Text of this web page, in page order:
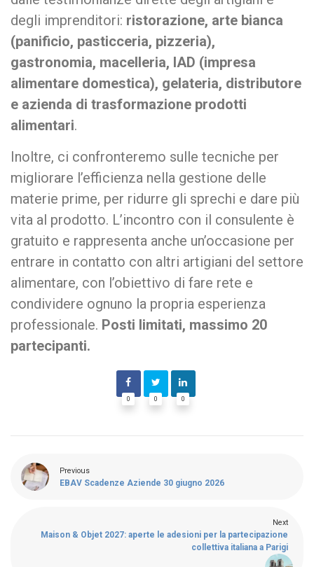
degli imprenditori: ristorazione, arte bianca
(panificio, pasticceria, pizzeria),
gastronomia, macelleria, IAD (impresa
alimentare domestica), gelateria, distributore
e azienda di trasformazione prodotti
alimentari.
Inoltre, ci confronteremo sulle tecniche per
migliorare l’efficienza nella gestione delle
materie prime, per ridurre gli sprechi e dare più
vita al prodotto. L’incontro con il consulente è
gratuito e rappresenta anche un’occasione per
entrare in contatto con altri artigiani del settore
alimentare, con l’obiettivo di fare rete e
condividere ognuno la propria esperienza
professionale. Posti limitati, massimo 20
partecipanti.
0 0 0
Previous
EBAV Scadenze Aziende 30 giugno 2026
Next
Maison & Objet 2027: aperte le adesioni per la partecipazione
collettiva italiana a Parigi